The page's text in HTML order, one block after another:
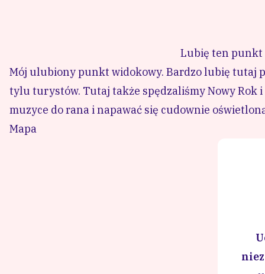
Lubię ten punkt
Mój ulubiony punkt widokowy. Bardzo lubię tutaj
tylu turystów. Tutaj także spędzaliśmy Nowy Rok
muzyce do rana i napawać się cudownie
Mapa